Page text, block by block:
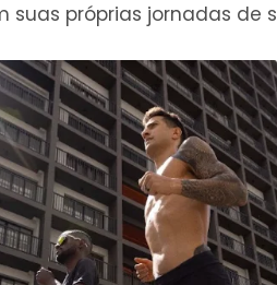
suas próprias jornadas de